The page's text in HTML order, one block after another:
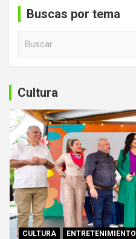
Buscas por tema
a
Cultura
CULTURA ENTRETENIMIENTO